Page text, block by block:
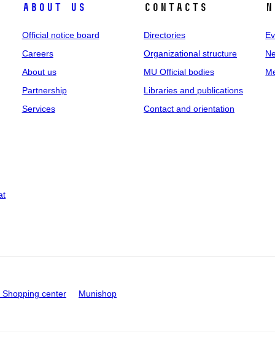
About us
Official notice board
Careers
About us
Partnership
Services
Contacts
Directories
Organizational structure
MU Official bodies
Libraries and publications
Contact and orientation
Shopping center Munishop